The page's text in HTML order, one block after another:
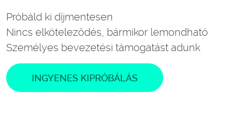
Próbáld ki díjmentesen
Nincs elköteleződés, bármikor lemondható
Személyes bevezetési támogatást adunk
INGYENES KIPRÓBÁLÁS